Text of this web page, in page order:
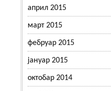
април 2015
март 2015
фебруар 2015
јануар 2015
октобар 2014